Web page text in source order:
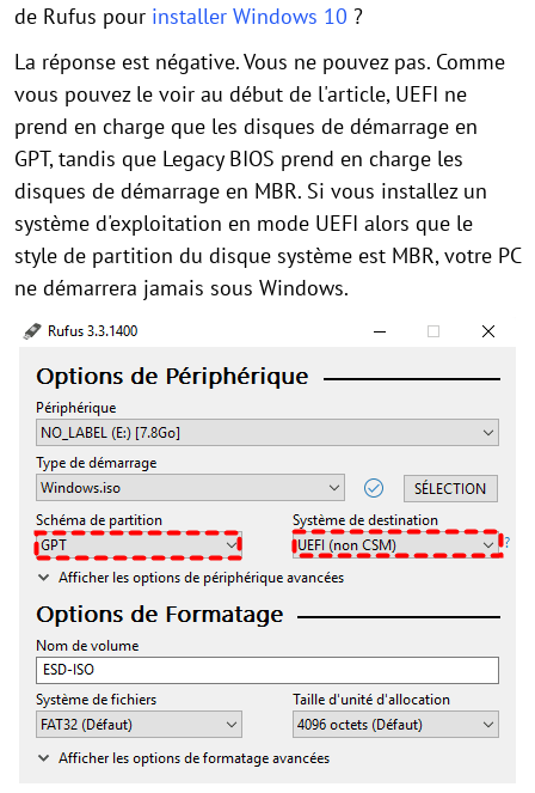
de Rufus pour installer Windows 10 ?
La réponse est négative. Vous ne pouvez pas. Comme
vous pouvez le voir au début de l'article, UEFI ne
prend en charge que les disques de démarrage en
GPT, tandis que Legacy BIOS prend en charge les
disques de démarrage en MBR. Si vous installez un
système d'exploitation en mode UEFI alors que le
style de partition du disque système est MBR, votre PC
ne démarrera jamais sous Windows.